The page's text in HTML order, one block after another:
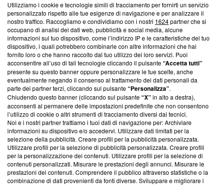
Questa sezione offre informazioni trasparenti su Blasting
News, sui nostri processi editoriali e su come ci impegniamo a
creare news di qualità. Inoltre, afferma la nostra aderenza a
‘Trust Project - News with Integrity’Blasting News non è
ancora membro del programma, ma ha richiesto di farne
parte; Trust Project non ha ancora effettuato una verifica di
conformità agli standard.
Su di noi
Team editoriale
Corporate
Redazione
Informativa Privacy
Cookie Policy
Utilizziamo i cookie e tecnologie simili di tracciamento per fornirti un servizio
personalizzato rispetto alle tue esigenze di navigazione e per analizzare il
nostro traffico. Raccogliamo e condividiamo con i nostri 1624partner che si
occupano di analisi dei dati web, pubblicità e social media, alcune
informazioni sul tuo dispositivo, come l’indirizzo IP e le caratteristiche del tuo
dispositivo, i quali potrebbero combinarle con altre informazioni che hai
fornito loro o che hanno raccolto dal tuo utilizzo dei loro servizi. Puoi
acconsentire all’uso di tali tecnologie cliccando il pulsante“Accetta tutti”
presente su questo banner oppure personalizzare le tue scelte, anche
eventualmente negando il consenso al trattamento dei dati personali da
parte dei partner terzi, cliccando sul pulsante“Personalizza”.
Chiudendo questo banner (cliccando sul pulsante“X”in alto a destra),
acconsenti al permanere delle impostazioni predefinite che non consentono
l’utilizzo di cookie o altri strumenti di tracciamento diversi dai tecnici.
Noi e i nostri partner trattiamo i tuoi dati di navigazione per: Archiviare
informazioni su dispositivo e/o accedervi. Utilizzare dati limitati per la
selezione della pubblicità. Creare profili per la pubblicità personalizzata.
Utilizzare profili per la selezione di pubblicità personalizzata. Creare profili
per la personalizzazione dei contenuti. Utilizzare profili per la selezione di
contenuti personalizzati. Misurare le prestazioni degli annunci. Misurare le
prestazioni dei contenuti. Comprendere il pubblico attraverso statistiche o la
combinazione di dati provenienti da fonti diverse. Sviluppare e migliorare i